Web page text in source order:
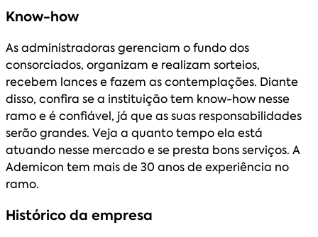
Know-how
As administradoras gerenciam o fundo dos
consorciados, organizam e realizam sorteios,
recebem lances e fazem as contemplações. Diante
disso, confira se a instituição tem know-how nesse
ramo e é confiável, já que as suas responsabilidades
serão grandes. Veja a quanto tempo ela está
atuando nesse mercado e se presta bons serviços. A
Ademicon tem mais de 30 anos de experiência no
ramo.
Histórico da empresa